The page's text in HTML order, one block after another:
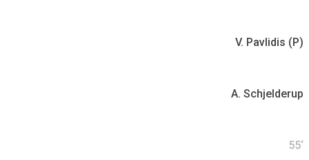
V. Pavlidis (P)
A. Schjelderup
55‘